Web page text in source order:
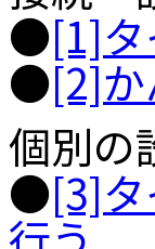
●[1]
●[2]
個別の
●[3]